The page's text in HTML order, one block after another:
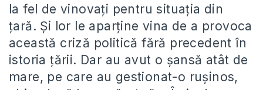
la fel de vinovaţi pentru situaţia din
ţară. Şi lor le aparţine vina de a provoca
această criză politică fără precedent în
istoria ţării. Dar au avut o şansă atât de
mare, pe care au gestionat-o ruşinos,